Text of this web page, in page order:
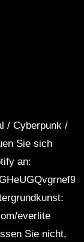
/ Cyberpunk /
Sie sich
an:
everlite
Sie nicht,